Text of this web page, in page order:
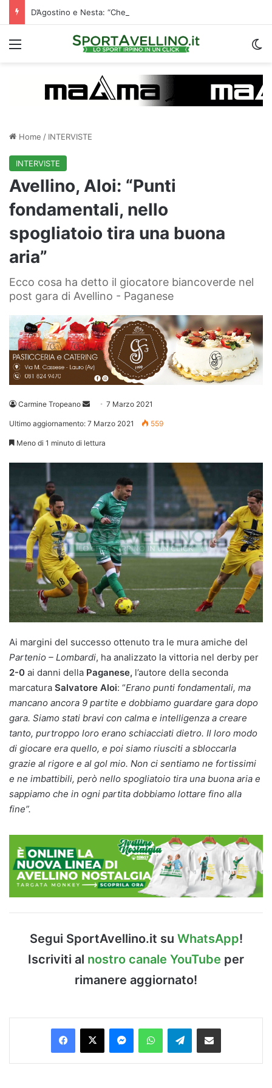
Menu
Home / INTERVISTE
INTERVISTE
Avellino, Aloi: “Punti
fondamentali, nello
spogliatoio tira una buona
aria”
Ecco cosa ha detto il giocatore biancoverde nel
post gara di Avellino - Paganese
Carmine Tropeano
Invia 7 Marzo 2021
Ultimo aggiornamento: 7 Marzo 2021 559
Meno di 1 minuto di lettura
Ai margini del successo ottenuto tra le mura amiche del
Partenio – Lombardi, ha analizzato la vittoria nel derby per
2-0 ai danni della Paganese, l’autore della seconda
marcatura Salvatore Aloi: “Erano punti fondamentali, ma
mancano ancora 9 partite e dobbiamo guardare gara dopo
gara. Siamo stati bravi con calma e intelligenza a creare
tanto, purtroppo loro erano schiacciati dietro. Il loro modo
di giocare era quello, e poi siamo riusciti a sbloccarla
grazie al rigore e al gol mio. Non ci sentiamo ne fortissimi
e ne imbattibili, però nello spogliatoio tira una buona aria e
sappiamo che in ogni partita dobbiamo lottare fino alla
fine”.
Segui SportAvellino.it su WhatsApp!
Iscriviti al nostro canale YouTube per
rimanere aggiornato!
Facebook
X MessengerWhatsAppTelegramCondividi via Email